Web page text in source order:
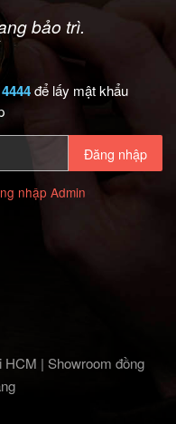
bảo trì.
để lấy mật khẩu
Đăng nhập
nhập Admin
| Showroom đồng